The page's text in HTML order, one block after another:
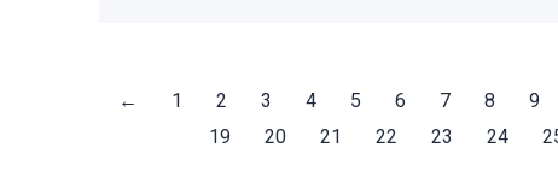
← 1 2 3 4 5 6 7 8 9
19
20 21 22 23 24